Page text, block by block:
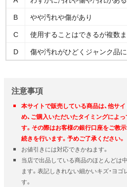
B
やや汚れや傷があり
C
使用することはできるが複数
D
傷や汚れがひどくジャンク品
注意事項
本サイトで販売している商品は、他サ
め、ご購入いただいたタイミングによ
す。その際はお客様の銀行口座をご教
続きを行います。予めご了承ください。
お値引きには対応できかねます。
当店で出品している商品のほとんどは
ます。表記しきれない細かいキズ・ヨ
す。